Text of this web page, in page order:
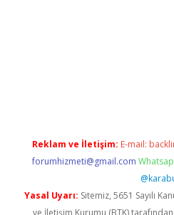
Reklam ve İletişim: E-mail:
forumhizmeti@gmail.com
Yasal Uyarı: Sitemiz, 5651 Sayılı
ve İletişim Kurumu (BTK)